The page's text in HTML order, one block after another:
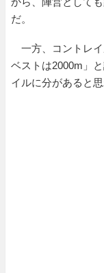
だ。
一方、コントレイ
ベストは2000m」
イルに分があると思